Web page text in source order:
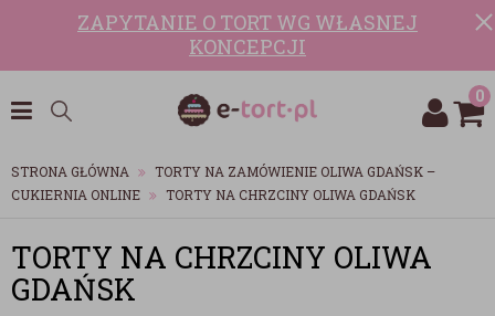
ZAPYTANIE O TORT WG WŁASNEJ
KONCEPCJI
0
STRONA GŁÓWNA
TORTY NA ZAMÓWIENIE OLIWA GDAŃSK –
CUKIERNIA ONLINE
TORTY NA CHRZCINY OLIWA GDAŃSK
TORTY NA CHRZCINY OLIWA
GDAŃSK